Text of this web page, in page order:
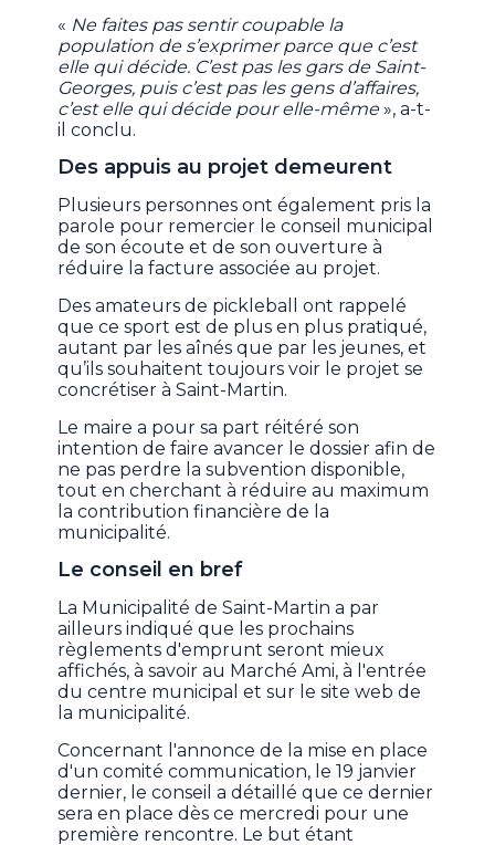
« Ne faites pas sentir coupable la
population de s’exprimer parce que c’est
elle qui décide. C’est pas les gars de Saint-
Georges, puis c’est pas les gens d’affaires,
c’est elle qui décide pour elle-même», a-t-
il conclu.
Des appuis au projet demeurent
Plusieurs personnes ont également pris la
parole pour remercier le conseil municipal
de son écoute et de son ouverture à
réduire la facture associée au projet.
Des amateurs de pickleball ont rappelé
que ce sport est de plus en plus pratiqué,
autant par les aînés que par les jeunes, et
qu’ils souhaitent toujours voir le projet se
concrétiser à Saint-Martin.
Le maire a pour sa part réitéré son
intention de faire avancer le dossier afin de
ne pas perdre la subvention disponible,
tout en cherchant à réduire au maximum
la contribution financière de la
municipalité.
Le conseil en bref
La Municipalité de Saint-Martin a par
ailleurs indiqué que les prochains
règlements d'emprunt seront mieux
affichés, à savoir au Marché Ami, à l'entrée
du centre municipal et sur le site web de
la municipalité.
Concernant l'annonce de la mise en place
d'un comité communication, le 19 janvier
dernier, le conseil a détaillé que ce dernier
sera en place dès ce mercredi pour une
première rencontre. Le but étant